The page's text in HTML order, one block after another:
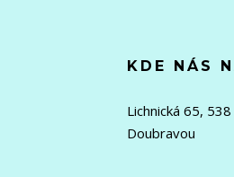
KDE NÁS
Lichnická 65,
Doubravou